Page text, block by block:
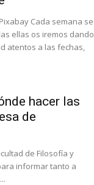
Cada semana se
ellas os iremos dando
atentos a las fechas,
hacer las
de
de Filosofía y
informar tanto a